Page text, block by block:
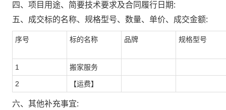
四、项目用途、简要技术要求及合同履行日期:
五、成交标的名称、规格型号、数量、单价、成交金额:
序号 标的名称 品牌 规格型号
1 搬家服务
2 【运费】
六、其他补充事宜: